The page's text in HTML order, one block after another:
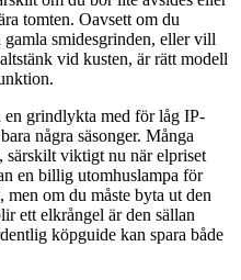
tomten. Oavsett om du
smidesgrinden, eller vill
vid kusten, är rätt modell
en grindlykta med för låg IP-
några säsonger. Många
särskilt viktigt nu när elpriset
en billig utomhuslampa för
om du måste byta ut den
ett elkrångel är den sällan
köpguide kan spara både